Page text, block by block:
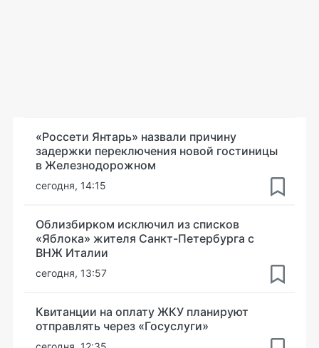
«Россети Янтарь» назвали причину
задержки переключения новой гостиницы
в Железнодорожном
сегодня, 14:15
Облизбирком исключил из списков
«Яблока» жителя Санкт-Петербурга с
ВНЖ Италии
сегодня, 13:57
Квитанции на оплату ЖКУ планируют
отправлять через «Госуслуги»